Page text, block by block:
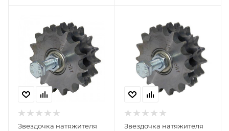
Звездочка натяжителя
Звездочка натяжителя